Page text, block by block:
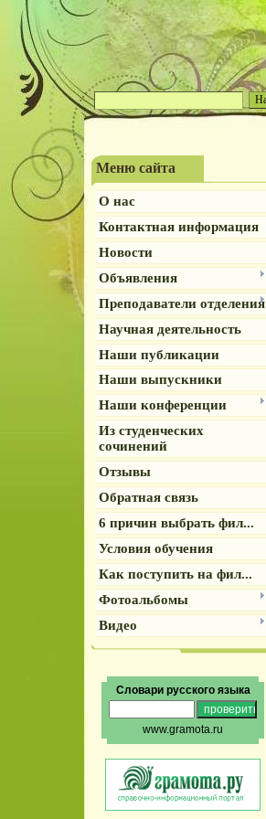
Меню сайта
О нас
Контактная информация
Новости
Объявления
Преподаватели отделения
Научная деятельность
Наши публикации
Наши выпускники
Наши конференции
Из студенческих
сочинений
Отзывы
Обратная связь
6 причин выбрать фил...
Условия обучения
Как поступить на фил...
Фотоальбомы
Видео
Словари русского языка
www.gramota.ru